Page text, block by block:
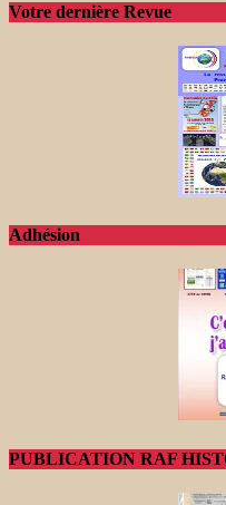
Votre dernière Revue
Adhésion
PUBLICATION RAF